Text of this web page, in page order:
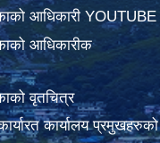
आधिकारी YOUTUBE
आधिकारीक
वृतचित्र
कार्यालय प्रमुखहरुको